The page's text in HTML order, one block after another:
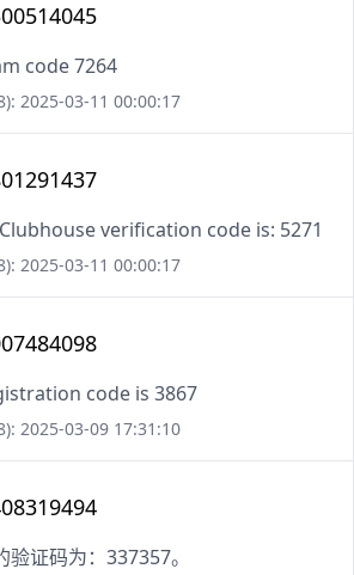
code 7264
2025-03-11 00:00:17
verification code is: 5271
2025-03-11 00:00:17
code is 3867
2025-03-09 17:31:10
验证码为：337357。